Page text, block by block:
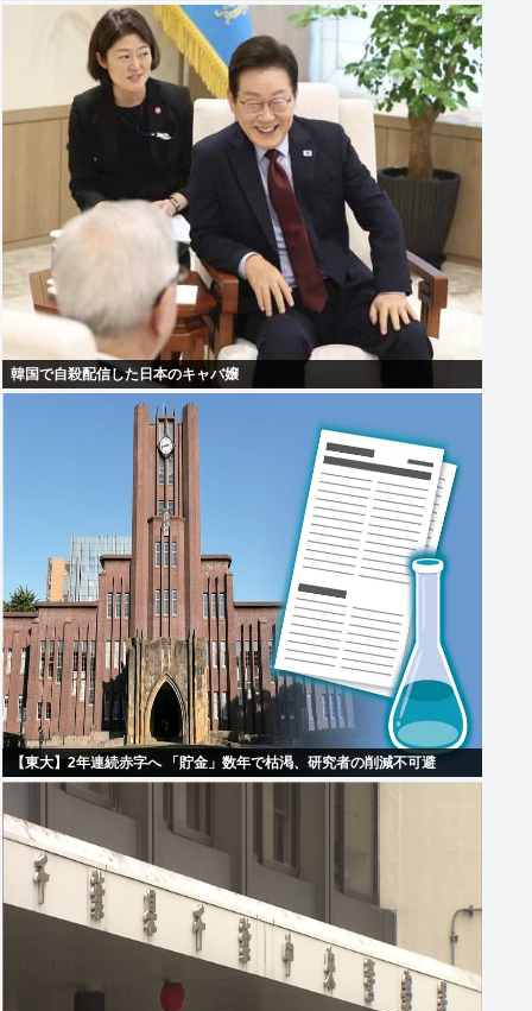
韓国で自殺配信した日本のキャバ嬢
【東大】2年連続赤字へ 「貯金」数年で枯渇、研究者の削減不可避